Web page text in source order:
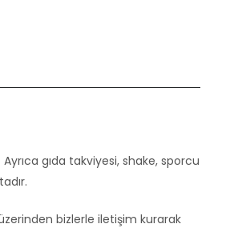
gıda takviyesi, shake, sporcu
bizlerle iletişim kurarak